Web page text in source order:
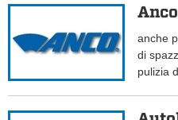
Anco
anche
di
pulizia